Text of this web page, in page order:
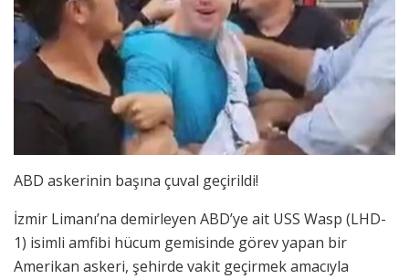
ABD askerinin başına çuval geçirildi!
İzmir Limanı’na demirleyen ABD’ye ait USS Wasp (LHD-
1) isimli amfibi hücum gemisinde görev yapan bir
Amerikan askeri, şehirde vakit geçirmek amacıyla